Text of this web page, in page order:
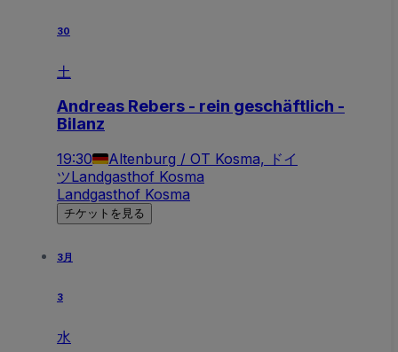
30
土
Andreas Rebers - rein geschäftlich -
Bilanz
19:30
Altenburg / OT Kosma, ドイ
ツLandgasthof Kosma
Landgasthof Kosma
チケットを見る
3月
3
水